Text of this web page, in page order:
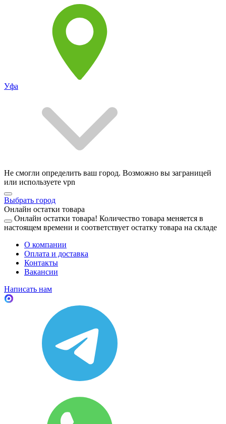
Уфа
Не смогли определить ваш город. Возможно вы заграницей
или используете vpn
Выбрать город
Онлайн остатки товара
Онлайн остатки товара! Количество товара меняется в
настоящем времени и соответствует остатку товара на складе
О компании
Оплата и доставка
Контакты
Вакансии
Написать нам